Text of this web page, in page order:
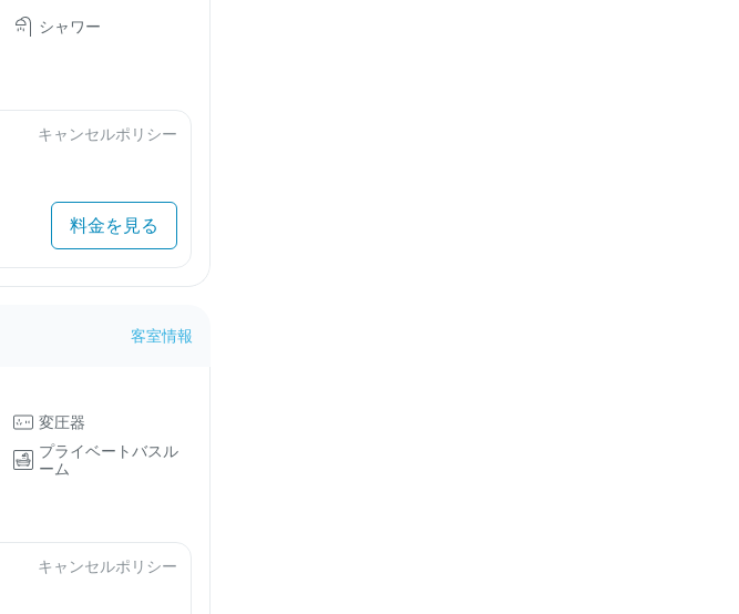
シャワー
キャンセルポリシー
料金を見る
客室情報
変圧器
プライベートバスル
ーム
キャンセルポリシー